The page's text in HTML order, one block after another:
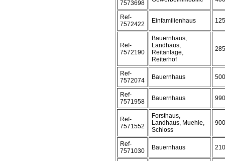
7573698
Ref-
7572422
Einfamilienhaus
Ref-
7572190
Bauernhaus,
Landhaus,
Reitanlage,
Reiterhof
Ref-
7572074
Bauernhaus
Ref-
7571958
Bauernhaus
Ref-
7571552
Forsthaus,
Landhaus, Muehle,
Schloss
Ref-
7571030
Bauernhaus